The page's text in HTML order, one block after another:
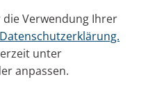
Verwendung Ihrer
Datenschutzerklärung.
unter
anpassen.
Keimen
mit
damit um?